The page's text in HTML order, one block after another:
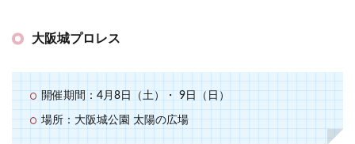
大阪城プロレス
開催期間：4月8日（土）・ 9日（日）
場所：大阪城公園 太陽の広場